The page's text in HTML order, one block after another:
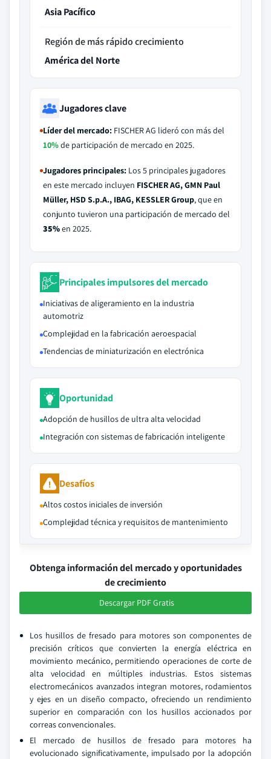
Asia Pacífico
Región de más rápido crecimiento
América del Norte
Jugadores clave
Líder del mercado: FISCHER AG lideró con más del
10%de participación de mercado en 2025.
Jugadores principales: Los 5 principales jugadores
en este mercado incluyen FISCHER AG, GMN Paul
Müller, HSD S.p.A., IBAG, KESSLER Group, que en
conjunto tuvieron una participación de mercado del
35%en 2025.
Principales impulsores del mercado
Iniciativas de aligeramiento en la industria
automotriz
Complejidad en la fabricación aeroespacial
Tendencias de miniaturización en electrónica
Oportunidad
Adopción de husillos de ultra alta velocidad
Integración con sistemas de fabricación inteligente
Desafíos
Altos costos iniciales de inversión
Complejidad técnica y requisitos de mantenimiento
Obtenga información del mercado y oportunidades
de crecimiento
Descargar PDF Gratis
Los husillos de fresado para motores son componentes de
precisión críticos que convierten la energía eléctrica en
movimiento mecánico, permitiendo operaciones de corte de
alta velocidad en múltiples industrias. Estos sistemas
electromecánicos avanzados integran motores, rodamientos
y ejes en un diseño compacto, ofreciendo un rendimiento
superior en comparación con los husillos accionados por
correas convencionales.
El mercado de husillos de fresado para motores ha
evolucionado significativamente, impulsado por la adopción